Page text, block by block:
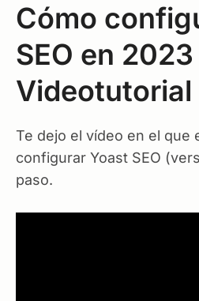
Cómo
SEO en 2023 |
Videotutorial
Te dejo el vídeo en el que
configurar Yoast SEO
paso.